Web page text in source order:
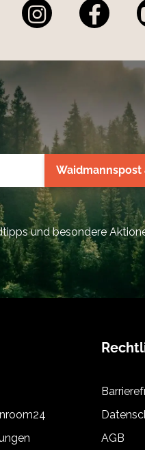
und besondere
AGB